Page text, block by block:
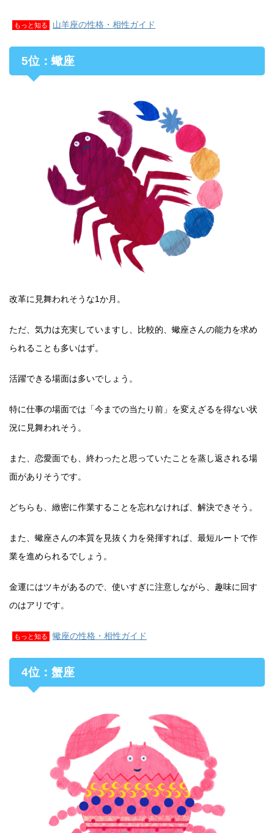
もっと知る 山羊座の性格・相性ガイド
5位：蠍座
改革に見舞われそうな1か月。
ただ、気力は充実していますし、比較的、蠍座さんの能力を求め
られることも多いはず。
活躍できる場面は多いでしょう。
特に仕事の場面では「今までの当たり前」を変えざるを得ない状
況に見舞われそう。
また、恋愛面でも、終わったと思っていたことを蒸し返される場
面がありそうです。
どちらも、緻密に作業することを忘れなければ、解決できそう。
また、蠍座さんの本質を見抜く力を発揮すれば、最短ルートで作
業を進められるでしょう。
金運にはツキがあるので、使いすぎに注意しながら、趣味に回す
のはアリです。
もっと知る 蠍座の性格・相性ガイド
4位：蟹座